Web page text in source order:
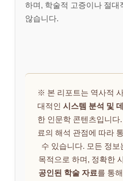
하며, 학술적 고증이나 절대
않습니다.
※ 본 리포트는 역사적
대적인 시스템 분석 및
한 인문학 콘텐츠입니다
료의 해석 관점에 따라
수 있습니다. 모든 정보
목적으로 하며, 정확한
공인된 학술 자료를 통